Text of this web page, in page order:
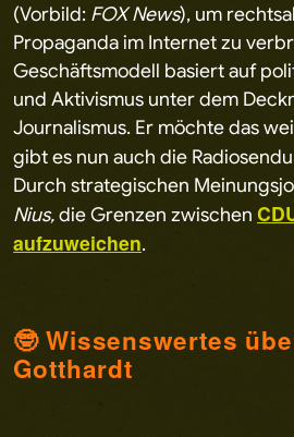
(Vorbild: FOX News), um
Propaganda im Internet zu
Geschäftsmodell basiert auf
und Aktivismus unter dem
Journalismus. Er möchte das
gibt es nun auch die
Durch strategischen
Nius,die Grenzen zwischen
aufzuweichen.
🤓 Wissenswertes
Gotthardt